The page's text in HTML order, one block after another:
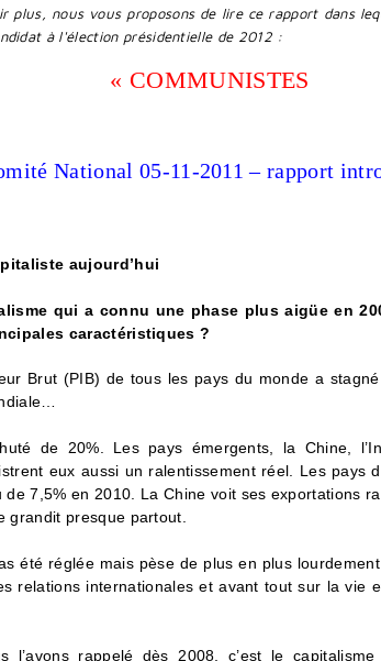
plus, nous vous proposons de lire ce rapport dans
à l'élection présidentielle de 2012 :
« COMMUNISTES
National 05-11-2011 – rapport
aujourd’hui
qui a connu une phase plus aigüe en
caractéristiques ?
Brut (PIB) de tous les pays du monde a
de 20%. Les pays émergents, la Chine,
eux aussi un ralentissement réel. Les pays
7,5% en 2010. La Chine voit ses exportations
grandit presque partout.
été réglée mais pèse de plus en plus
relations internationales et avant tout sur la vie
l’avons rappelé dès 2008, c’est le